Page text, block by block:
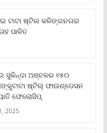
ଟାଟା ଷ୍ଟିଲ କଳିଙ୍ଗନଗର
ପାଳିତ
ଅଞ୍ଚଳର ୧୫୦
ଷ୍ଟିଲ୍ ଫାଉଣ୍ଡେସନ
ଫେଲୋସିପ୍‌
2025